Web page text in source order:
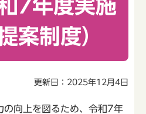
7年度実施
案制度）
更新日：2025年12月4日
向上を図るため、令和7年